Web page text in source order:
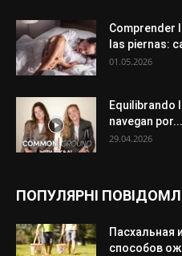
Comprender
las piernas:
01.05.2026
Equilibrando
navegan por...
29.04.2026
ПОПУЛЯРНІ
Пасхальная
способов